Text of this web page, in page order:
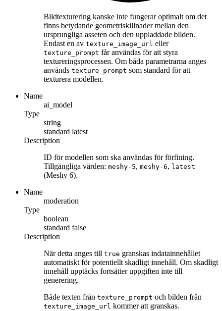
Bildtexturering kanske inte fungerar optimalt om det
finns betydande geometriskillnader mellan den
ursprungliga asseten och den uppladdade bilden.
Endast en av texture_image_url eller
texture_prompt får användas för att styra
textureringsprocessen. Om båda parametrarna anges
används texture_prompt som standard för att
texturera modellen.
Name
ai_model
Type
string
standard latest
Description
ID för modellen som ska användas för förfining.
Tillgängliga värden: meshy-5, meshy-6, latest
(Meshy 6).
Name
moderation
Type
boolean
standard false
Description
När detta anges till true granskas indatainnehållet
automatiskt för potentiellt skadligt innehåll. Om skadligt
innehåll upptäcks fortsätter uppgiften inte till
generering.
Både texten från texture_prompt och bilden från
texture_image_url kommer att granskas.